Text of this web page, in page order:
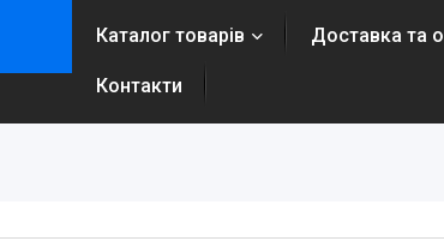
Каталог товарів Доставка та
Контакти